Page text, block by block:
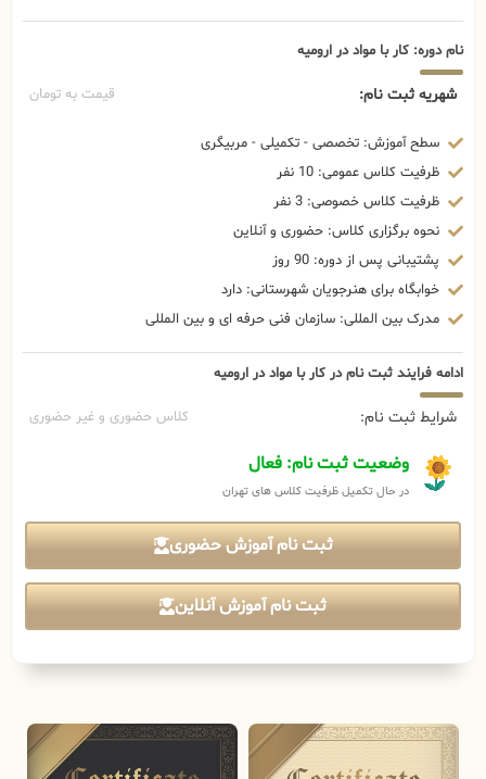
نام دوره: کار با مواد در ارومیه
شهریه ثبت نام: قیمت به تومان
سطح آموزش: تخصصی - تکمیلی - مربیگری
ظرفیت کلاس عمومی: 10 نفر
ظرفیت کلاس خصوصی: 3 نفر
نحوه برگزاری کلاس: حضوری و آنلاین
پشتیبانی پس از دوره: 90 روز
خوابگاه برای هنرجویان شهرستانی: دارد
مدرک بین المللی: سازمان فنی حرفه ای و بین المللی
ادامه فرایند ثبت نام در کار با مواد در ارومیه
شرایط ثبت نام: کلاس حضوری و غیر حضوری
وضعیت ثبت نام: فعال
در حال تکمیل ظرفیت کلاس های تهران
ثبت نام آموزش حضوری
ثبت نام آموزش آنلاین